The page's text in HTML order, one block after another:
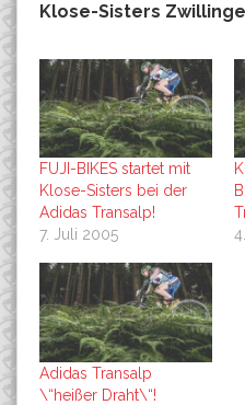
Klose-Sisters
FUJI-BIKES startet mit
Klose-Sisters bei der
Adidas Transalp!
7. Juli 2005
Adidas Transalp
\“heißer Draht\“!